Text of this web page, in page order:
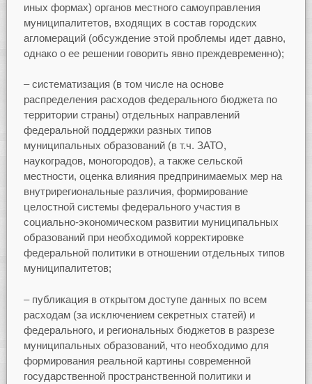
иных формах) органов местного самоуправления
муниципалитетов, входящих в состав городских
агломераций (обсуждение этой проблемы идет давно,
однако о ее решении говорить явно преждевременно);
– систематизация (в том числе на основе
распределения расходов федерального бюджета по
территории страны) отдельных направлений
федеральной поддержки разных типов
муниципальных образований (в т.ч. ЗАТО,
наукоградов, моногородов), а также сельской
местности, оценка влияния предпринимаемых мер на
внутрирегиональные различия, формирование
целостной системы федерального участия в
социально-экономическом развитии муниципальных
образований при необходимой корректировке
федеральной политики в отношении отдельных типов
муниципалитетов;
– публикация в открытом доступе данных по всем
расходам (за исключением секретных статей) и
федерального, и региональных бюджетов в разрезе
муниципальных образований, что необходимо для
формирования реальной картины современной
государственной пространственной политики и